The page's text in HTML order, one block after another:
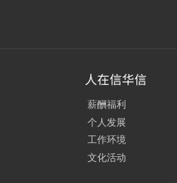
人在信华信
薪酬福利
个人发展
工作环境
文化活动